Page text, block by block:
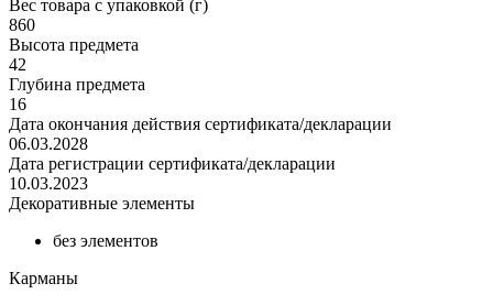
Вес товара с упаковкой (г)
860
Высота предмета
42
Глубина предмета
16
Дата окончания действия сертификата/декларации
06.03.2028
Дата регистрации сертификата/декларации
10.03.2023
Декоративные элементы
без элементов
Карманы